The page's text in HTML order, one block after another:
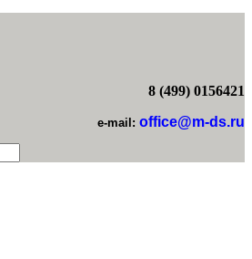
8 (499) 0156421
e-mail: office@m-ds.ru